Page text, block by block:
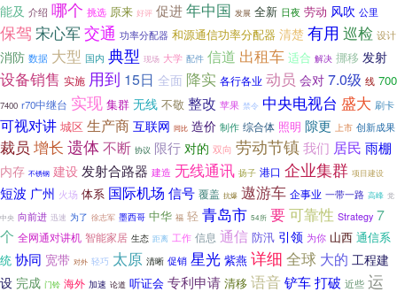
能及 介绍 哪个 挑选 原来 好评 促进年中国 发展 全新 日夜 劳动 风吹 公里
保驾 宋心军 交通 功率分配器 和源通信功率分配器 清楚 有用 巡检 设计
消防 数据 大型 国内 典型 现场 大学 配件 信道 出租车 适合 解决 挪移 发射
设备销售 实施 用到 15日 全面 降实 各行各业 动员 会对 7.0级 线 700
7400 r70中继台 实现 集群 无线 不敬 整改 苹果 禁令 中央电视台 盛大 刷卡
可视对讲 城区 生产商互联网 同比 造价 制作 综合体 照明 隙更 上市 创新成果
裁员 增长 遗体不断 协议 限行 对的 双向 劳动节镇我们 居民 雨棚
内存 不锈钢 建设 发射合路器 建造 无线通讯 扬子 港口 企业集群 项目建设
短波 广州 火场 体系 国际机场 信号 覆盖 抗爆 遨游车 企事业 一带一路 高峰 党
中央 向前进 迅速 为了 徐志军 墨西哥 中华 福 轻 青岛市 54所 要可靠性 Strategy 7
个 全网通对讲机 智能家居 生态 距离 工作 信息 通信 防汛 引领 为你 山西 通信系
统 协同 宽带 对外 轻巧 太原 清晰 促销 星光 紫燕 详细 全球 大的 工程建
设 完成 门铃 海外 加速 论道 听证会 专利申请 清移 语音 铲车打破 近些 运